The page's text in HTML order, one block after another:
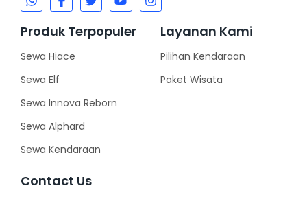
Produk Terpopuler
Sewa Hiace
Sewa Elf
Sewa Innova Reborn
Sewa Alphard
Sewa Kendaraan
Layanan Kami
Pilihan Kendaraan
Paket Wisata
Contact Us